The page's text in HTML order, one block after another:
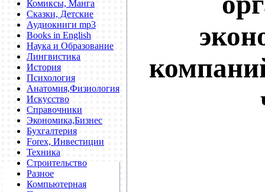
Комиксы, Манга
Сказки, Детские
Аудиокниги mp3
Books in English
Наука и Образование
Лингвистика
История
Психология
Анатомия,Физиология
Искусство
Справочники
Экономика,Бизнес
Бухгалтерия
Forex, Инвестиции
Техника
Строительство
Разное
Компьютерная